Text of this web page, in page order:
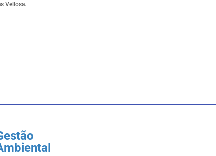
Vellosa.